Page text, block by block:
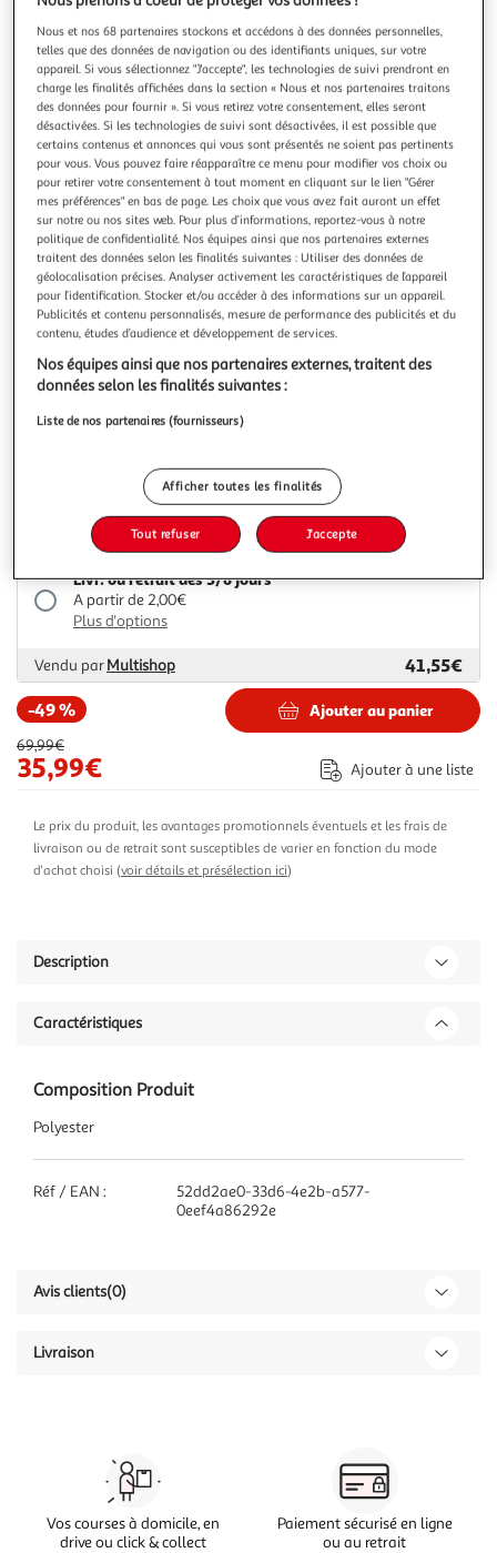
précédentesuivante
MAMALICIOUS
Manteau Femme Mamalicious Rox Coat
Optez pour ce manteau de la marque MAMALICIOUS !-
Type d'article : Manteau- Col à revers- Fermeture par
ceinture- Poches latérales- Doublure en polyester recyclé
pour une sensation de confort- Détails : Pinces- 50%
Polyester recyclé, 40% Polyester, 10% Viscose
En savoir +
Vendu par Espace sport
Couleur
Gris
Taille
XL +4
Plus d'options
Vendu parEspace sport 35,99€
Livr. ou retrait dès 5/6 jours
A partir de 2,00€
Plus d'options
Vendu parMultishop
41,55€
-49 %
69,99€
35,99€
Ajouter au panier
Ajouter à une liste
Le prix du produit, les avantages promotionnels éventuels et les frais de
livraison ou de retrait sont susceptibles de varier en fonction du mode
d'achat choisi (voir détails et présélection ici)
Description
Caractéristiques
Composition Produit
Polyester
Réf / EAN :
52dd2ae0-33d6-4e2b-a577-
0eef4a86292e
Avis clients(0)
Livraison
Vos courses à domicile, en
drive ou click & collect
Paiement sécurisé en ligne
ou au retrait
Nous et nos 68 partenaires stockons et accédons à des données personnelles,
telles que des données de navigation ou des identifiants uniques, sur votre
appareil. Si vous sélectionnez "J'accepte", les technologies de suivi prendront en
charge les finalités affichées dans la section « Nous et nos partenaires traitons
des données pour fournir ». Si vous retirez votre consentement, elles seront
désactivées. Si les technologies de suivi sont désactivées, il est possible que
certains contenus et annonces qui vous sont présentés ne soient pas pertinents
pour vous. Vous pouvez faire réapparaître ce menu pour modifier vos choix ou
pour retirer votre consentement à tout moment en cliquant sur le lien "Gérer
mes préférences" en bas de page. Les choix que vous avez fait auront un effet
sur notre ou nos sites web. Pour plus d’informations, reportez-vous à notre
politique de confidentialité. Nos équipes ainsi que nos partenaires externes
traitent des données selon les finalités suivantes : Utiliser des données de
géolocalisation précises. Analyser activement les caractéristiques de l’appareil
pour l’identification. Stocker et/ou accéder à des informations sur un appareil.
Publicités et contenu personnalisés, mesure de performance des publicités et du
contenu, études d’audience et développement de services.
Nos équipes ainsi que nos partenaires externes, traitent des
données selon les finalités suivantes :
Liste de nos partenaires (fournisseurs)
Afficher toutes les finalités
Tout refuser J'accepte